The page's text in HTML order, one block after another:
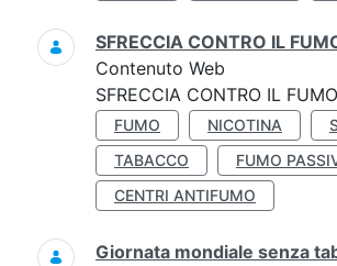
SFRECCIA CONTRO IL
Contenuto Web
SFRECCIA CONTRO IL FUMO
FUMO NICOTINA
TABACCO
FUMO
CENTRI ANTIFUMO
Giornata mondiale senza